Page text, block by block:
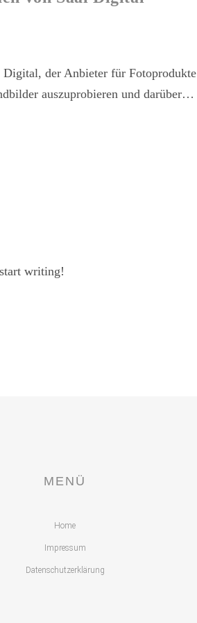
Digital, der Anbieter für Fotoprodukte
auszuprobieren und darüber…
writing!
MENÜ
Home
Impressum
Datenschutzerklärung